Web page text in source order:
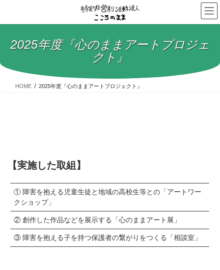
テ
ス
ゲ
ン
2025年度『心のままアートプロジェ
クト』
HOME 2025年度『心のままアートプロジェクト』
【実施した取組】
① 障害を抱える児童生徒と地域の高校生等との「アートワー
クショップ」
② 創作した作品などを展示する「心のままアート展」
③ 障害を抱える子を持つ保護者の繋がりをつくる「相談室」